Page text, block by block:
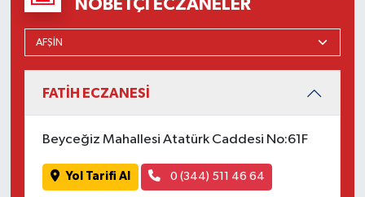
NÖBETÇI ECZANELER
FATİH ECZANESİ
Beyceğiz Mahallesi Atatürk Caddesi No:61F
Yol Tarifi Al 0 (344) 511 46 64